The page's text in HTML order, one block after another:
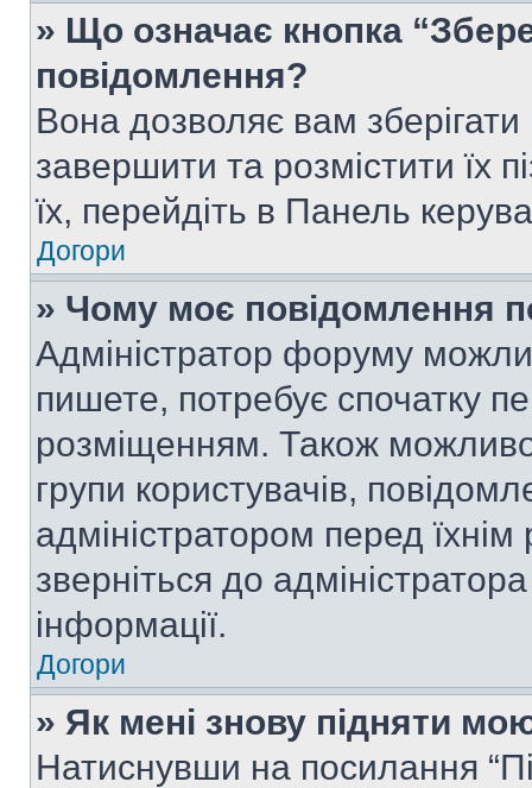
» Що означає кнопка
повідомлення?
Вона дозволяє вам
завершити та розмістити їх
їх, перейдіть в Панель
Догори
» Чому моє повідомлення
Адміністратор форуму
пишете, потребує спочатку
розміщенням. Також
групи користувачів,
адміністратором перед
зверніться до
інформації.
Догори
» Як мені знову підняти
Натиснувши на посилання